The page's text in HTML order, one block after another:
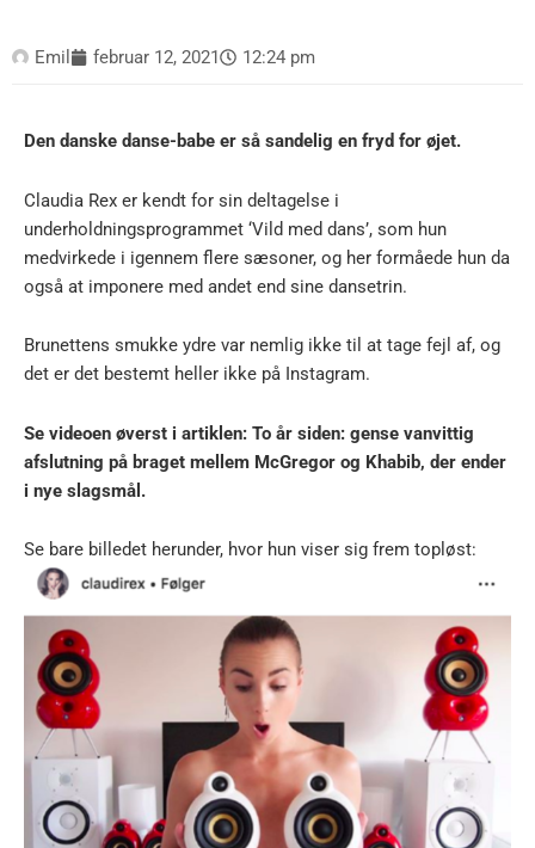
Emil februar 12, 2021 12:24 pm
Den danske danse-babe er så sandelig en fryd for øjet.
Claudia Rex er kendt for sin deltagelse i
underholdningsprogrammet ‘Vild med dans’, som hun
medvirkede i igennem flere sæsoner, og her formåede hun da
også at imponere med andet end sine dansetrin.
Brunettens smukke ydre var nemlig ikke til at tage fejl af, og
det er det bestemt heller ikke på Instagram.
Se videoen øverst i artiklen: To år siden: gense vanvittig
afslutning på braget mellem McGregor og Khabib, der ender
i nye slagsmål.
Se bare billedet herunder, hvor hun viser sig frem topløst: